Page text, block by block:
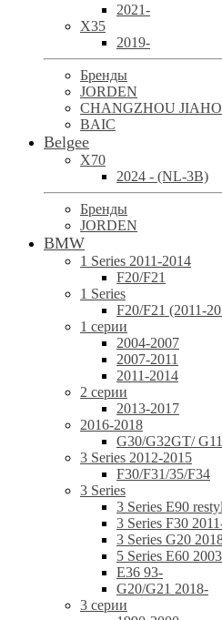
2021-
X35
2019-
Бренды
JORDEN
CHANGZHOU
BAIC
Belgee
X70
2024 - (NL-3B)
Бренды
JORDEN
BMW
1 Series 2011-2014
F20/F21
1 Series
F20/F21 (2011-
1 серии
2004-2007
2007-2011
2011-2014
2 серии
2013-2017
2016-2018
G30/G32GT/
3 Series 2012-2015
F30/F31/35/F34
3 Series
3 Series E90
3 Series F30
3 Series G20
5 Series E60
E36 93-
G20/G21 2018-
3 серии